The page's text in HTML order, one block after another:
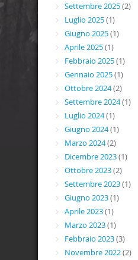
Settembre 2025(2)
Luglio 2025(1)
Giugno 2025(1)
Aprile 2025(1)
Febbraio 2025(1)
Gennaio 2025(1)
Ottobre 2024(2)
Settembre 2024(1)
Luglio 2024(1)
Giugno 2024(1)
Marzo 2024(2)
Dicembre 2023(1)
Ottobre 2023(2)
Settembre 2023(1)
Giugno 2023(1)
Aprile 2023(1)
Marzo 2023(1)
Febbraio 2023(3)
Novembre 2022(2)